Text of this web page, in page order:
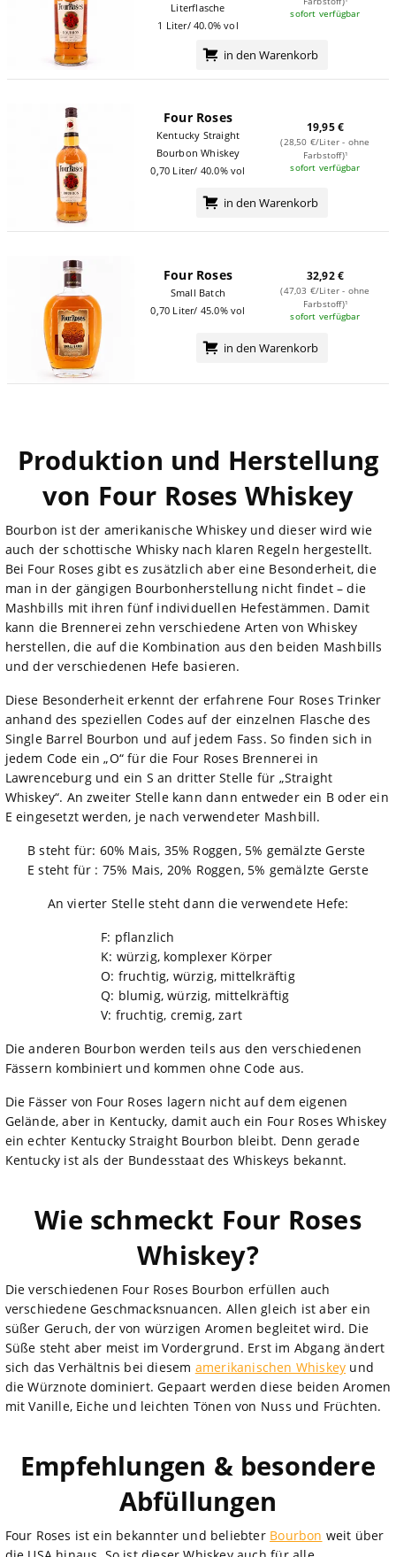
Literflasche
1 Liter/ 40.0% vol
sofort verfügbar
in den Warenkorb
Four Roses
Kentucky Straight
Bourbon Whiskey
0,70 Liter/ 40.0% vol
19,95 €
(28,50 €/Liter - ohne
Farbstoff)¹
sofort verfügbar
in den Warenkorb
Four Roses
Small Batch
0,70 Liter/ 45.0% vol
32,92 €
(47,03 €/Liter - ohne
Farbstoff)¹
sofort verfügbar
in den Warenkorb
Produktion und Herstellung
von Four Roses Whiskey
Bourbon ist der amerikanische Whiskey und dieser wird wie
auch der schottische Whisky nach klaren Regeln hergestellt.
Bei Four Roses gibt es zusätzlich aber eine Besonderheit, die
man in der gängigen Bourbonherstellung nicht findet – die
Mashbills mit ihren fünf individuellen Hefestämmen. Damit
kann die Brennerei zehn verschiedene Arten von Whiskey
herstellen, die auf die Kombination aus den beiden Mashbills
und der verschiedenen Hefe basieren.
Diese Besonderheit erkennt der erfahrene Four Roses Trinker
anhand des speziellen Codes auf der einzelnen Flasche des
Single Barrel Bourbon und auf jedem Fass. So finden sich in
jedem Code ein „O“ für die Four Roses Brennerei in
Lawrenceburg und ein S an dritter Stelle für „Straight
Whiskey“. An zweiter Stelle kann dann entweder ein B oder ein
E eingesetzt werden, je nach verwendeter Mashbill.
B steht für: 60% Mais, 35% Roggen, 5% gemälzte Gerste
E steht für : 75% Mais, 20% Roggen, 5% gemälzte Gerste
An vierter Stelle steht dann die verwendete Hefe:
F: pflanzlich
K: würzig, komplexer Körper
O: fruchtig, würzig, mittelkräftig
Q: blumig, würzig, mittelkräftig
V: fruchtig, cremig, zart
Die anderen Bourbon werden teils aus den verschiedenen
Fässern kombiniert und kommen ohne Code aus.
Die Fässer von Four Roses lagern nicht auf dem eigenen
Gelände, aber in Kentucky, damit auch ein Four Roses Whiskey
ein echter Kentucky Straight Bourbon bleibt. Denn gerade
Kentucky ist als der Bundesstaat des Whiskeys bekannt.
Wie schmeckt Four Roses
Whiskey?
Die verschiedenen Four Roses Bourbon erfüllen auch
verschiedene Geschmacksnuancen. Allen gleich ist aber ein
süßer Geruch, der von würzigen Aromen begleitet wird. Die
Süße steht aber meist im Vordergrund. Erst im Abgang ändert
sich das Verhältnis bei diesem amerikanischen Whiskey und
die Würznote dominiert. Gepaart werden diese beiden Aromen
mit Vanille, Eiche und leichten Tönen von Nuss und Früchten.
Empfehlungen & besondere
Abfüllungen
Four Roses ist ein bekannter und beliebter Bourbon weit über